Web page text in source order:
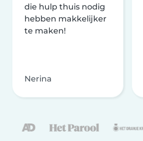
die hulp thuis nodig
hebben makkelijker
te maken!
Nerina